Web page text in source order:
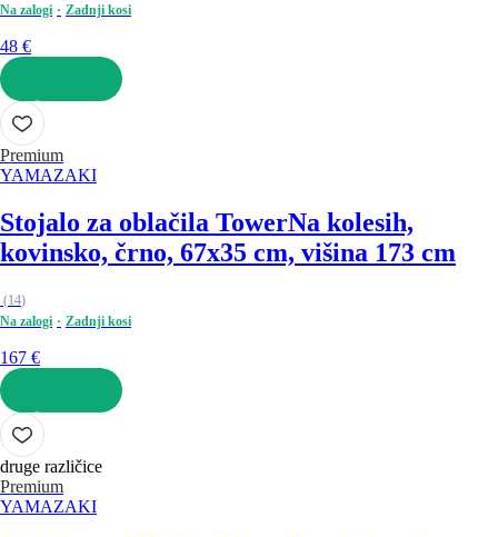
Na zalogi
Zadnji kosi
48 €
V KOŠARICO
Premium
YAMAZAKI
Stojalo za oblačila TowerNa kolesih,
kovinsko, črno, 67x35 cm, višina 173 cm
(14)
Na zalogi
Zadnji kosi
167 €
V KOŠARICO
druge različice
Premium
YAMAZAKI